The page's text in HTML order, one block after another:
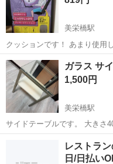
美栄橋駅
クッションです！ あまり使用
沖縄 那覇市 美栄橋駅
ガラ
1,500円
美栄橋駅
サイドテーブルです。 大きさ40×40 高さ55
め、写真の部品が取り付けでき
ドテーブル
美栄橋駅
レストラ
日/日払い